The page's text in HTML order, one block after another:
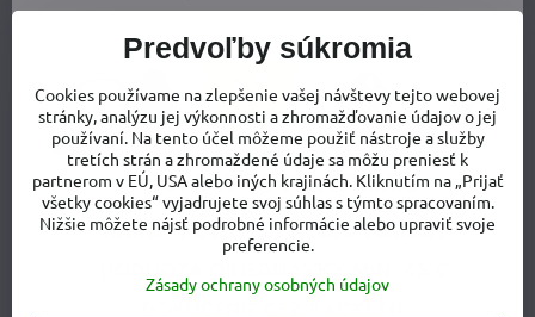
Predvoľby súkromia
Cookies používame na zlepšenie vašej návštevy tejto webovej
stránky, analýzu jej výkonnosti a zhromažďovanie údajov o jej
používaní. Na tento účel môžeme použiť nástroje a služby
tretích strán a zhromaždené údaje sa môžu preniesť k
partnerom v EÚ, USA alebo iných krajinách. Kliknutím na „Prijať
všetky cookies“ vyjadrujete svoj súhlas s týmto spracovaním.
Nižšie môžete nájsť podrobné informácie alebo upraviť svoje
preferencie.
Zásady ochrany osobných údajov